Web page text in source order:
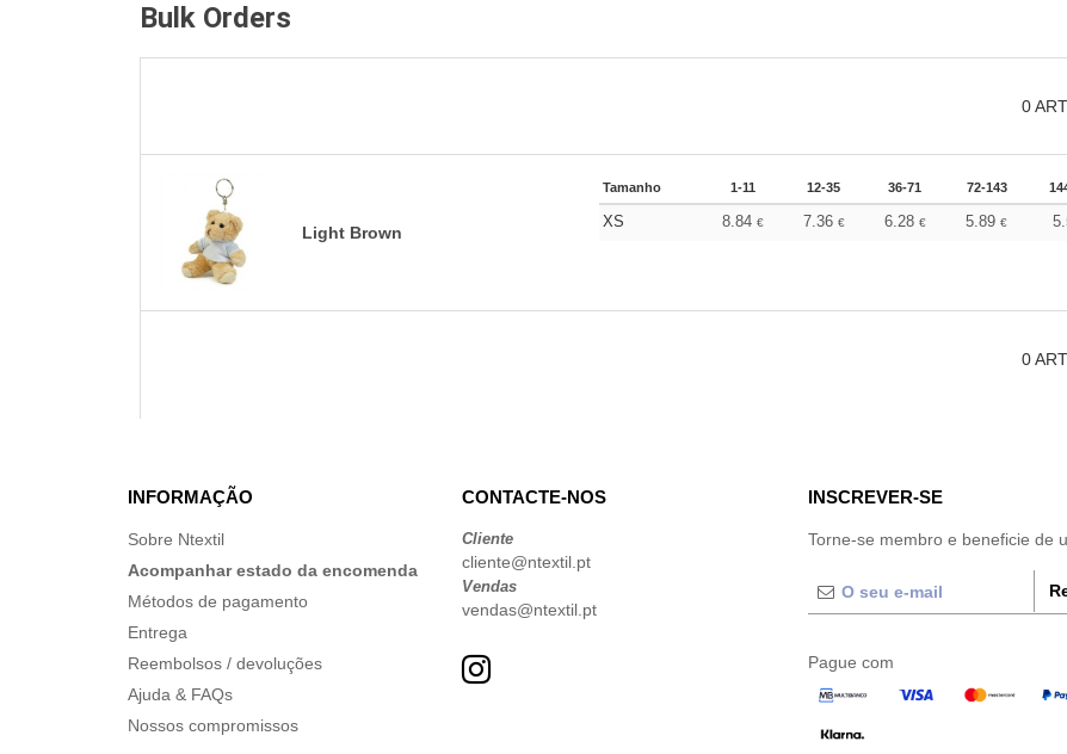
Bulk Orders
0
Light Brown
Tamanho 1-11 12-35 36-71 72-143
XS 8.84 € 7.36 € 6.28 € 5.89€
0
INFORMAÇÃO
Sobre Ntextil
Acompanhar estado da encomenda
Métodos de pagamento
Entrega
Reembolsos / devoluções
Ajuda & FAQs
Nossos compromissos
CONTACTE-NOS
Cliente
cliente@ntextil.pt
Vendas
vendas@ntextil.pt
INSCREVER-SE
Torne-se membro e beneficie de
Pague com